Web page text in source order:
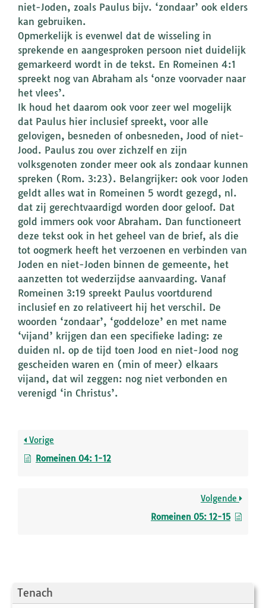
Tenach
niet-Joden, zoals Paulus bijv. ‘zondaar’ ook elders
kan gebruiken.
Opmerkelijk is evenwel dat de wisseling in
sprekende en aangesproken persoon niet duidelijk
gemarkeerd wordt in de tekst. En Romeinen 4:1
spreekt nog van Abraham als ‘onze voorvader naar
het vlees’.
Ik houd het daarom ook voor zeer wel mogelijk
dat Paulus hier inclusief spreekt, voor alle
gelovigen, besneden of onbesneden, Jood of niet-
Jood. Paulus zou over zichzelf en zijn
volksgenoten zonder meer ook als zondaar kunnen
spreken (Rom. 3:23). Belangrijker: ook voor Joden
geldt alles wat in Romeinen 5 wordt gezegd, nl.
dat zij gerechtvaardigd worden door geloof. Dat
gold immers ook voor Abraham. Dan functioneert
deze tekst ook in het geheel van de brief, als die
tot oogmerk heeft het verzoenen en verbinden van
Joden en niet-Joden binnen de gemeente, het
aanzetten tot wederzijdse aanvaarding. Vanaf
Romeinen 3:19 spreekt Paulus voortdurend
inclusief en zo relativeert hij het verschil. De
woorden ‘zondaar’, ‘goddeloze’ en met name
‘vijand’ krijgen dan een specifieke lading: ze
duiden nl. op de tijd toen Jood en niet-Jood nog
gescheiden waren en (min of meer) elkaars
vijand, dat wil zeggen: nog niet verbonden en
verenigd ‘in Christus’.
Vorige
Romeinen 04: 1-12
Volgende
Romeinen 05: 12-15